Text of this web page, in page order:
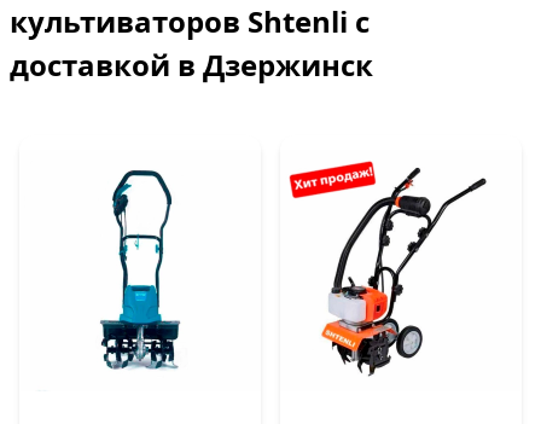
культиваторов Shtenli с
доставкой в Дзержинск